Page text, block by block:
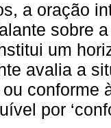
a oração
sobre
um
avalia a
conforme
por